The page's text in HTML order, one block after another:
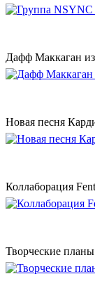
Дафф Маккаган из
Новая песня
Коллаборация
Творческие